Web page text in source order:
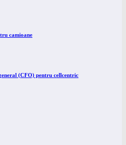
camioane
(CFO) pentru cellcentric